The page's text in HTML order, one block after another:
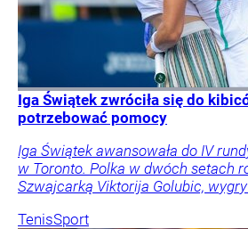
Iga Świątek zwróciła się do
potrzebować pomocy
Iga Świątek awansowała do IV
w Toronto. Polka w dwóch setach
Szwajcarką Viktorija Golubic,
TenisSport